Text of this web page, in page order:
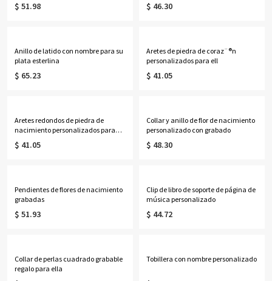
$ 51.98 $ 46.30
Anillo de latido con nombre para su
plata esterlina
$ 65.23
Aretes de piedra de coraz¨®n
personalizados para ell
$ 41.05
Aretes redondos de piedra de
nacimiento personalizados para
ella
$ 41.05
Collar y anillo de flor de nacimiento
personalizado con grabado
$ 48.30
Pendientes de flores de nacimiento
grabadas
$ 51.93
Clip de libro de soporte de página de
música personalizado
$ 44.72
Collar de perlas cuadrado grabable
regalo para ella
Tobillera con nombre personalizado